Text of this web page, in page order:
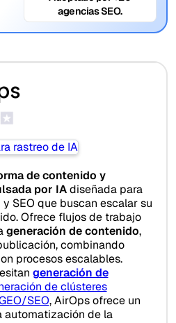
agencias SEO.
de contenido y
por IAdiseñada para
SEO que buscan escalar su
Ofrece flujos de trabajo
generación de contenido,
combinando
procesos escalables.
generación de
de clústeres
SEO, AirOps ofrece un
automatización de la